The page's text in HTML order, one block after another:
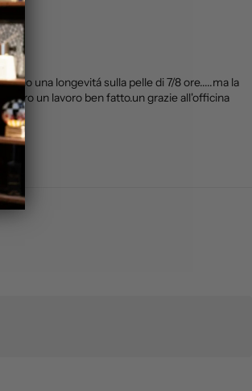
una longevitá sulla pelle di 7/8 ore.....ma la
un lavoro ben fatto.un grazie all'officina